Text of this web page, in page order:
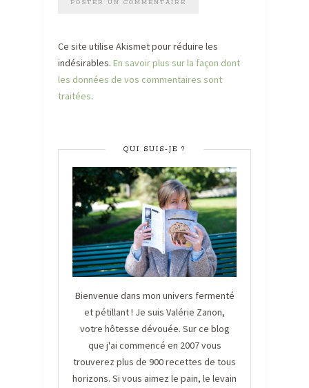
Ce site utilise Akismet pour réduire les
indésirables. En savoir plus sur la façon dont
les données de vos commentaires sont
traitées.
QUI SUIS-JE ?
Bienvenue dans mon univers fermenté
et pétillant ! Je suis Valérie Zanon,
votre hôtesse dévouée. Sur ce blog
que j'ai commencé en 2007 vous
trouverez plus de 900 recettes de tous
horizons. Si vous aimez le pain, le levain